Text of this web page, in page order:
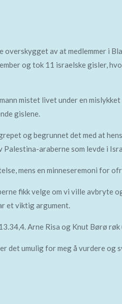
av at medlemmer i
og tok 11 israelske gisler,
mistet livet under en mislykket
gislene.
og begrunnet det med at
araberne som levde i
mens en minneseremoni for
fikk velge om vi ville avbryte
et viktig argument.
Arne Risa og Knut Børø
det umulig for meg å vurdere og